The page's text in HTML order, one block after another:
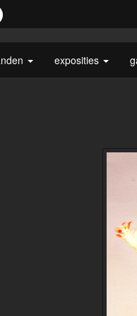
exposities